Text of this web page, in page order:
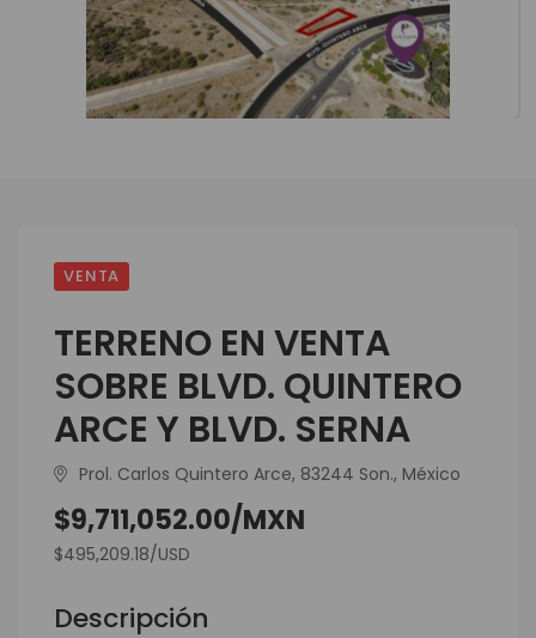
VENTA
TERRENO EN VENTA
SOBRE BLVD. QUINTERO
ARCE Y BLVD. SERNA
Prol. Carlos Quintero Arce, 83244 Son., México
$9,711,052.00/MXN
$495,209.18/USD
Descripción